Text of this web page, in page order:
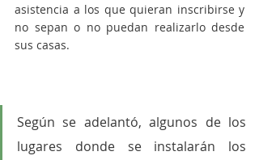
asistencia a los que quieran inscribirse y
no sepan o no puedan realizarlo desde
sus casas.
Según se adelantó, algunos de los
lugares donde se instalarán los